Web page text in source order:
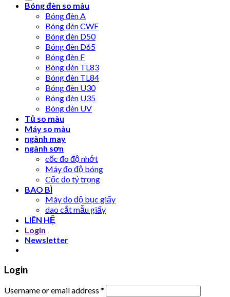
Bóng đèn so màu
Bóng đèn A
Bóng đèn CWF
Bóng đèn D50
Bóng đèn D65
Bóng đèn F
Bóng đèn TL83
Bóng đèn TL84
Bóng đèn U30
Bóng đèn U35
Bóng đèn UV
Tủ so màu
Máy so màu
ngành may
ngành sơn
cốc đo độ nhớt
Máy đo độ bóng
Cốc đo tỷ trọng
BAO BÌ
Máy đo độ bục giấy
dao cắt mẫu giấy
LIÊN HỆ
Login
Newsletter
Login
Username or email address *